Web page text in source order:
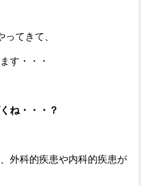
てきて、
す・・・
ね・・・？
外科的疾患や内科的疾患が